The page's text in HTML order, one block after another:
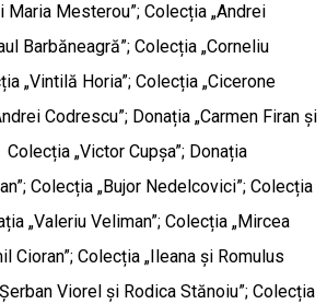
Mesterou”; Colecția „Andrei
Barbăneagră”; Colecția „Corneliu
„Vintilă Horia”; Colecția „Cicerone
Codrescu”; Donația „Carmen Firan și
„Victor Cupșa”; Donația
Colecția „Bujor Nedelcovici”; Colecția
„Valeriu Veliman”; Colecția „Mircea
Cioran”; Colecția „Ileana și Romulus
Viorel și Rodica Stănoiu”; Colecția